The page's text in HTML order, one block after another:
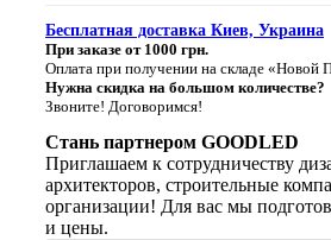
Бесплатная доставка Киев, Украина
При заказе от 1000 грн.
Оплата при получении на складе «Новой
Нужна скидка на большом количестве?
Звоните! Договоримся!
Стань партнером GOODLED
Приглашаем к сотрудничеству
архитекторов, строительные
организации! Для вас мы
и цены.